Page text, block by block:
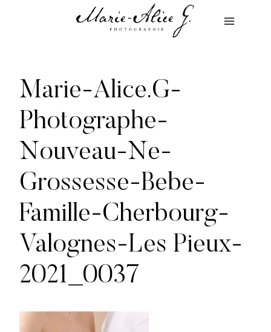
Marie-Alice.G-
Photographe-
Nouveau-Ne-
Grossesse-Bebe-
Famille-Cherbourg-
Valognes-Les Pieux-
2021_0037